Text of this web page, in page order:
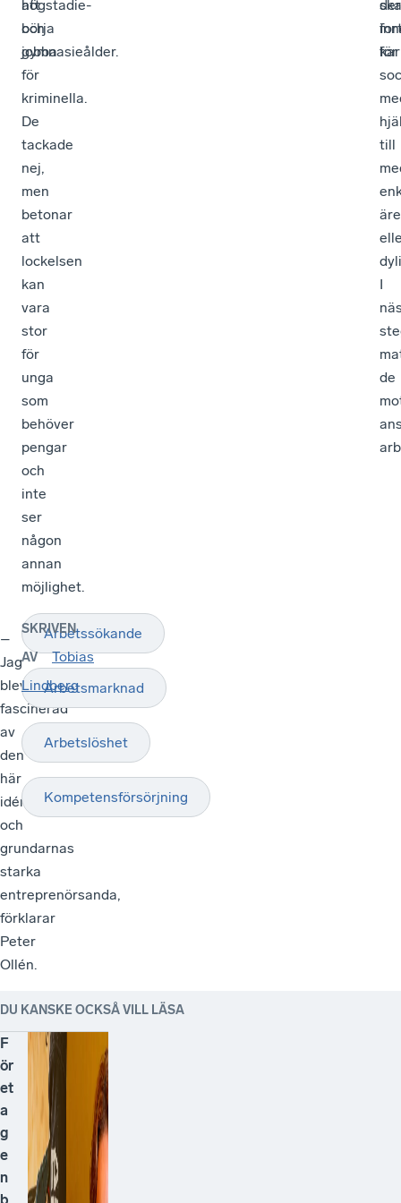
högstadie-
och
gymnasieålder.
att
börja
jobba
för
kriminella.
De
tackade
nej,
men
betonar
att
lockelsen
kan
vara
stor
för
unga
som
behöver
pengar
och
inte
ser
någon
annan
möjlighet.
för
till
I
de
–
Jag
blev
fascinerad
av
den
här
idén
och
grundarnas
starka
entreprenörsanda,
förklarar
Peter
Ollén.
Arbetssökande
Arbetsmarknad
Arbetslöshet
Kompetensförsörjning
SKRIVEN
AV
Tobias
Lindberg
DU KANSKE OCKSÅ VILL LÄSA
F
ör
et
a
g
e
n